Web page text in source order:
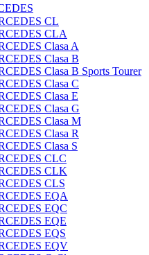
CL
CLA
Clasa A
Clasa B
Clasa B Sports Tourer
Clasa C
Clasa E
Clasa G
Clasa M
Clasa R
Clasa S
CLC
CLK
CLS
EQA
EQC
EQE
EQS
EQV